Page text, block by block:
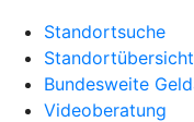
Standortsuche
Standortübersicht
Bundesweite
Videoberatung